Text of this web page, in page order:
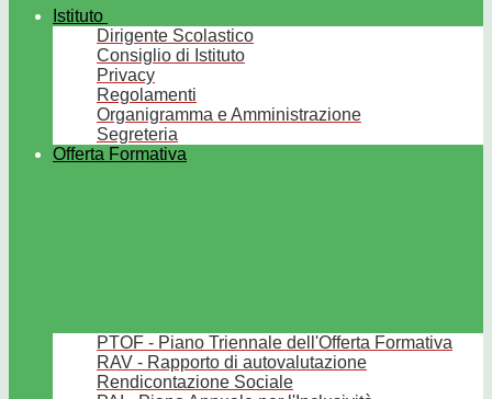
Istituto
Dirigente Scolastico
Consiglio di Istituto
Privacy
Regolamenti
Organigramma e Amministrazione
Segreteria
Offerta Formativa
PTOF - Piano Triennale dell'Offerta Formativa
RAV - Rapporto di autovalutazione
Rendicontazione Sociale